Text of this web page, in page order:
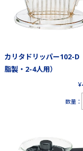
カリタドリッパー102-D
脂製・2-4人用）
数量：